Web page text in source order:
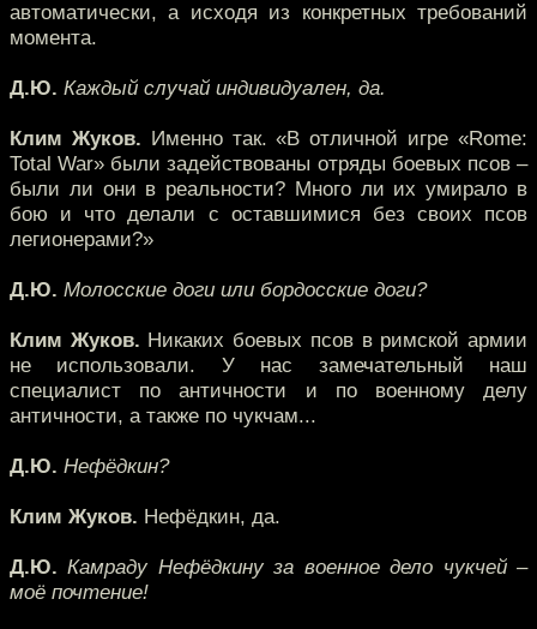
автоматически, а исходя из конкретных требований
момента.
Д.Ю. Каждый случай индивидуален, да.
Клим Жуков. Именно так. «В отличной игре «Rome:
Total War» были задействованы отряды боевых псов –
были ли они в реальности? Много ли их умирало в
бою и что делали с оставшимися без своих псов
легионерами?»
Д.Ю. Молосские доги или бордосские доги?
Клим Жуков. Никаких боевых псов в римской армии
не использовали. У нас замечательный наш
специалист по античности и по военному делу
античности, а также по чукчам...
Д.Ю. Нефёдкин?
Клим Жуков. Нефёдкин, да.
Д.Ю. Камраду Нефёдкину за военное дело чукчей –
моё почтение!